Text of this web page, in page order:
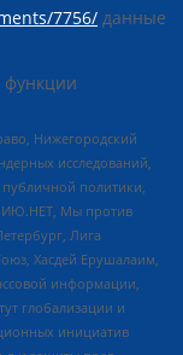
7756/ данные
Нижегородский
исследований,
политики,
Мы против
Лига
Хасдей Ерушалаим,
информации,
глобализации и
инициатив